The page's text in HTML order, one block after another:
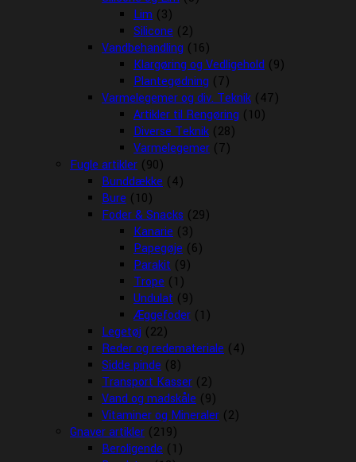
Lim (3)
Silicone (2)
Vandbehandling (16)
Klargøring og Vedligehold (9)
Plantegødning (7)
Varmelegemer og div. Teknik (47)
Artikler til Rengøring (10)
Diverse Teknik (28)
Varmelegemer (7)
Fugle artikler (90)
Bunddække (4)
Bure (10)
Foder & Snacks (29)
Kanarie (3)
Papegøje (6)
Parakit (9)
Trope (1)
Undulat (9)
Æggefoder (1)
Legetøj (22)
Reder og redemateriale (4)
Sidde pinde (8)
Transport Kasser (2)
Vand og madskåle (9)
Vitaminer og Mineraler (2)
Gnaver artikler (219)
Beroligende (1)